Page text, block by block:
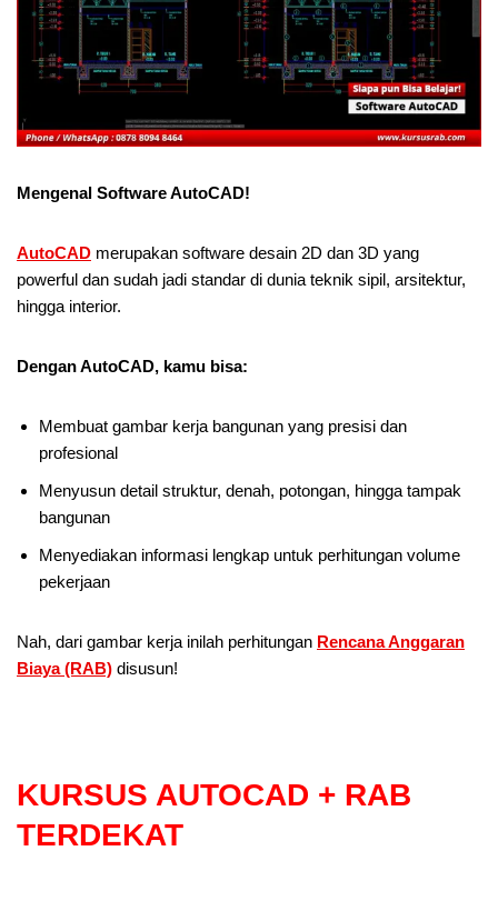
Mengenal Software AutoCAD!
AutoCAD merupakan software desain 2D dan 3D yang
powerful dan sudah jadi standar di dunia teknik sipil, arsitektur,
hingga interior.
Dengan AutoCAD, kamu bisa:
Membuat gambar kerja bangunan yang presisi dan
profesional
Menyusun detail struktur, denah, potongan, hingga tampak
bangunan
Menyediakan informasi lengkap untuk perhitungan volume
pekerjaan
Nah, dari gambar kerja inilah perhitungan Rencana Anggaran
Biaya (RAB) disusun!
KURSUS AUTOCAD + RAB
TERDEKAT